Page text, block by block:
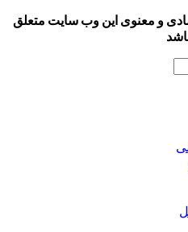
و معنوی این وب سایت متعلق